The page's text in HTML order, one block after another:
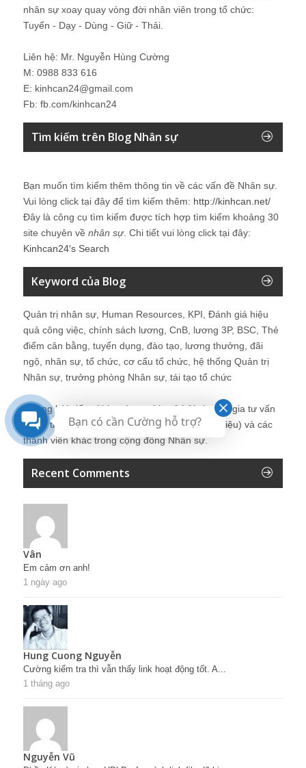
nhân sự xoay quay vòng đời nhân viên trong tổ chức:
Tuyển - Dạy - Dùng - Giữ - Thải.
Liên hệ: Mr. Nguyễn Hùng Cường
M: 0988 833 616
E: kinhcan24@gmail.com
Fb: fb.com/kinhcan24
Tìm kiếm trên Blog Nhân sự
Bạn muốn tìm kiếm thêm thông tin về các vấn đề Nhân sự
Vui lòng click tại đây để tìm kiếm thêm: http://kinhcan.net/
Đây là công cụ tìm kiếm được tích hợp tìm kiếm khoảng 30
site chuyên về nhân sự. Chi tiết vui lòng click tại đây:
Kinhcan24′s Search
Keyword của Blog
Quản trị nhân sự, Human Resources, KPI, Đánh giá hiệu
quả công việc, chính sách lương, CnB, lương 3P, BSC, Thẻ
điểm cân bằng, tuyển dụng, đào tạo, lương thưởng, đãi
ngộ, nhân sự, tổ chức, cơ cấu tổ chức, hệ thống Quản trị
Nhân sự, trưởng phòng Nhân sự, tái tạo tổ chức
Những bài viết tại blog được chia sẻ bởi chuyên gia tư vấn
Quản trị Nhân sự Nguyễn Hùng Cường (giới thiệu) và các
thành viên khác trong cộng đồng Nhân sự.
Recent Comments
Vân
Em cảm ơn anh!
1 ngày ago
Hung Cuong Nguyễn
Cường kiểm tra thì vẫn thấy link hoạt động tốt. A...
1 tháng ago
Nguyễn Vũ
Bạn có cần Cường hỗ trợ?